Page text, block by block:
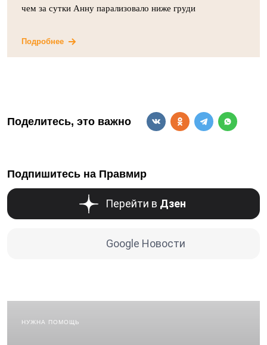
чем за сутки Анну парализовало ниже груди
Подробнее
Поделитесь, это важно
Подпишитесь на Правмир
Перейти в Дзен
Google Новости
НУЖНА ПОМОЩЬ